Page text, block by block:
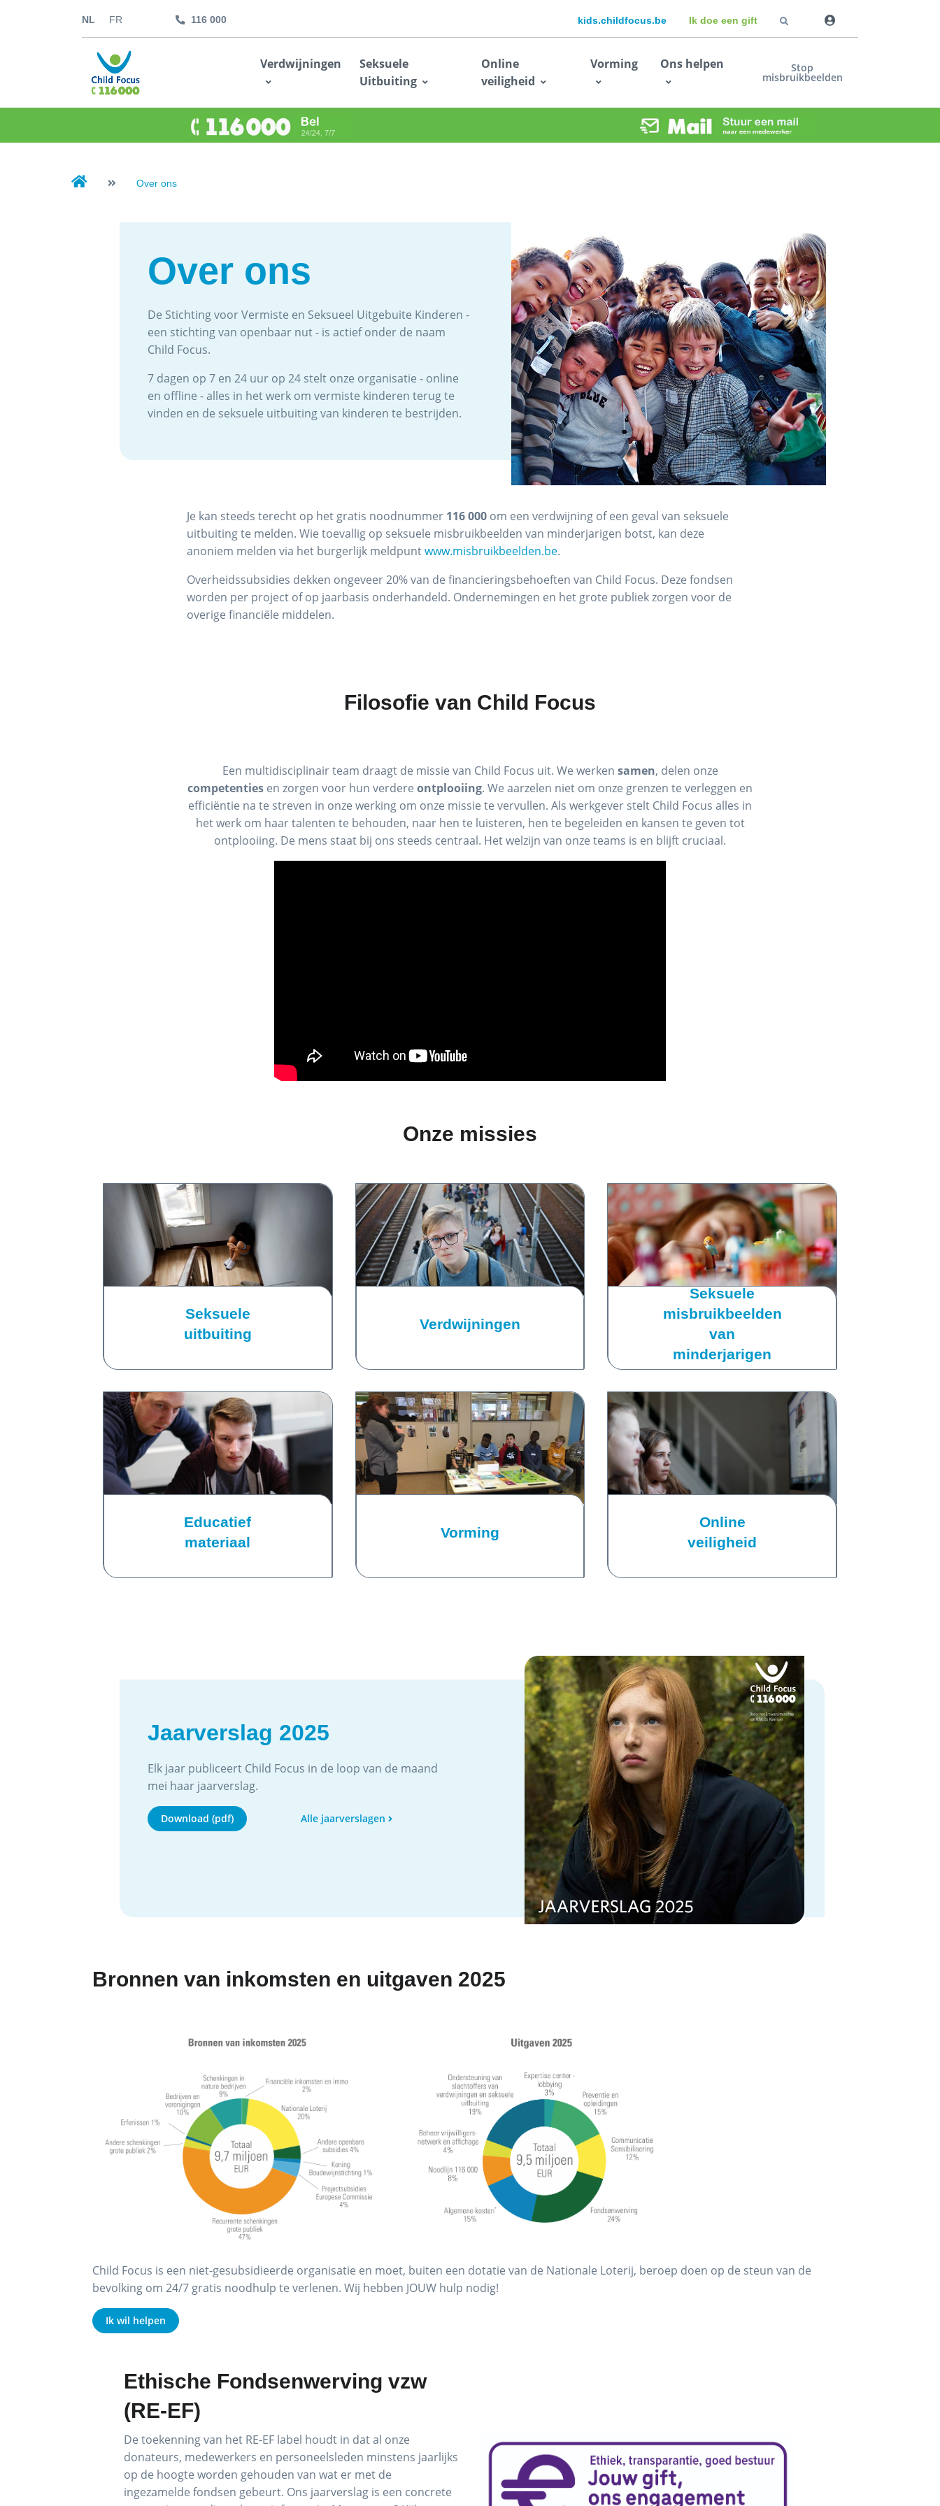
NL FR 116 000 kids.childfocus.be Ik doe een gift
Verdwijningen
Seksuele
Uitbuiting
Online
veiligheid
Vorming Ons helpen Stop
misbruikbeelden
Over ons
Over ons
De Stichting voor Vermiste en Seksueel Uitgebuite Kinderen -
een stichting van openbaar nut - is actief onder de naam
Child Focus.
7 dagen op 7 en 24 uur op 24 stelt onze organisatie - online
en offline - alles in het werk om vermiste kinderen terug te
vinden en de seksuele uitbuiting van kinderen te bestrijden.
Je kan steeds terecht op het gratis noodnummer 116 000 om een verdwijning of een geval van seksuele
uitbuiting te melden. Wie toevallig op seksuele misbruikbeelden van minderjarigen botst, kan deze
anoniem melden via het burgerlijk meldpuntwww.misbruikbeelden.be.
Overheidssubsidies dekken ongeveer 20% van de financieringsbehoeften van Child Focus. Deze fondsen
worden per project of op jaarbasis onderhandeld. Ondernemingen en het grote publiek zorgen voor de
overige financiële middelen.
Filosofie van Child Focus
Een multidisciplinair team draagt de missie van Child Focus uit. We werken samen, delen onze
competenties en zorgen voor hun verdere ontplooiing. We aarzelen niet om onze grenzen te verleggen en
efficiëntie na te streven in onze werking om onze missie te vervullen. Als werkgever stelt Child Focus alles in
het werk om haar talenten te behouden, naar hen te luisteren, hen te begeleiden en kansen te geven tot
ontplooiing. De mens staat bij ons steeds centraal. Het welzijn van onze teams is en blijft cruciaal.
Onze missies
Seksuele
uitbuiting
Verdwijningen
Seksuele
misbruikbeelden
van
minderjarigen
Educatief
materiaal
Vorming
Online
veiligheid
Jaarverslag 2025
Elk jaar publiceert Child Focus in de loop van de maand
mei haar jaarverslag.
Download (pdf) Alle jaarverslagen
Bronnen van inkomsten en uitgaven 2025
Child Focus is een niet-gesubsidieerde organisatie en moet, buiten een dotatie van de Nationale Loterij, beroep doen op de steun van de
bevolking om 24/7 gratis noodhulp te verlenen. Wij hebben JOUW hulp nodig!
Ik wil helpen
Ethische Fondsenwerving vzw
(RE-EF)
De toekenning van het RE-EF label houdt in dat al onze
donateurs, medewerkers en personeelsleden minstens jaarlijks
op de hoogte worden gehouden van wat er met de
ingezamelde fondsen gebeurt. Ons jaarverslag is een concrete